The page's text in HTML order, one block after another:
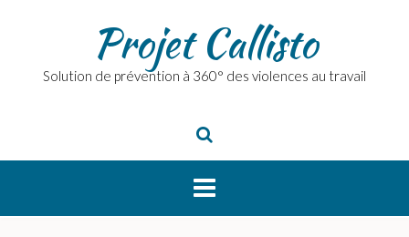
Projet Callisto
Solution de prévention à 360° des violences au travail